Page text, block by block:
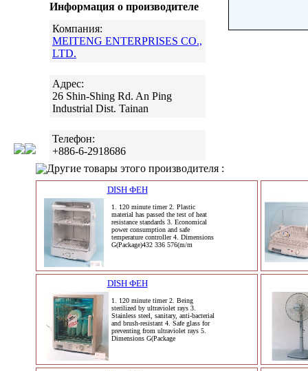
Информация о производителе
Компания:
MEITENG ENTERPRISES CO.,
LTD.
Адрес:
26 Shin-Shing Rd. An Ping
Industrial Dist. Tainan
Телефон:
+886-6-2918686
Другие товары этого производителя :
DISH ФЕН
1. 120 minute timer 2. Plastic
material has passed the test of heat
resistance standards 3. Economical
power consumption and safe
temperature controller 4. Dimensions
G(Package)432 336 576(m/m
DISH ФЕН
1. 120 minute timer 2. Being
sterilized by ultraviolet rays 3.
Stainless steel, sanitary, anti-bacterial
and brush-resistant 4. Safe glass for
preventing from ultraviolet rays 5.
Dimensions G(Package